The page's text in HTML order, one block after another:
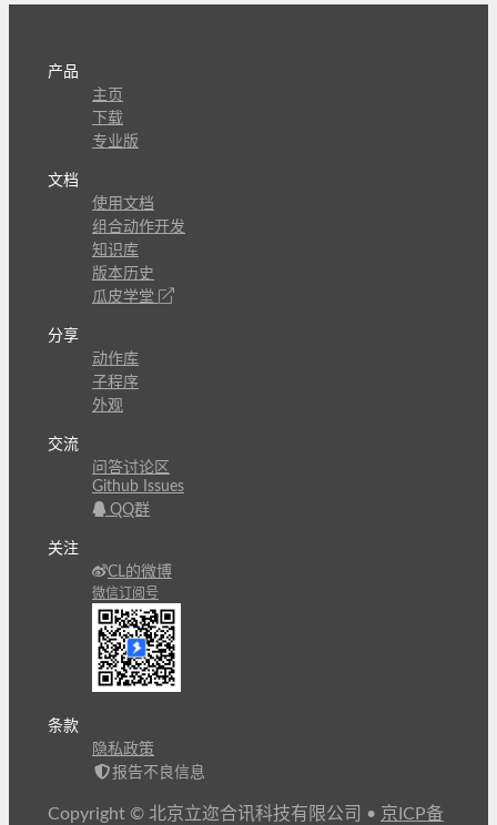
产品
主页
下载
专业版
文档
使用文档
组合动作开发
知识库
版本历史
瓜皮学堂
分享
动作库
子程序
外观
交流
问答讨论区
Github Issues
QQ群
关注
CL的微博
微信订阅号
条款
隐私政策
报告不良信息
Copyright © 北京立迩合讯科技有限公司 • 京ICP备